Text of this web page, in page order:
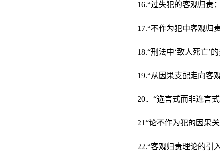
16.“过失犯的客观归责
17.“不作为犯中客观归
18.“刑法中‘致人死亡’
19.“从因果支配走向客
20．“选言式而非连言
21“论不作为犯的因果
22.“客观归责理论的引